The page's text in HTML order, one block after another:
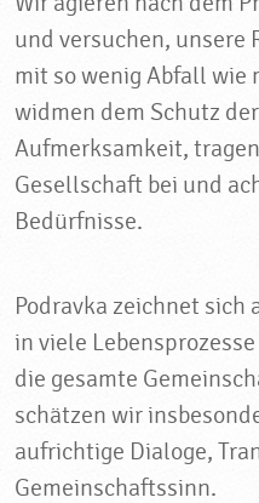
und versuchen, unsere
mit so wenig Abfall wie
widmen dem Schutz
Aufmerksamkeit,
Gesellschaft bei und
Bedürfnisse.
Podravka zeichnet sich
in viele
die gesamte
schätzen wir
aufrichtige Dialoge,
Gemeinschaftssinn.